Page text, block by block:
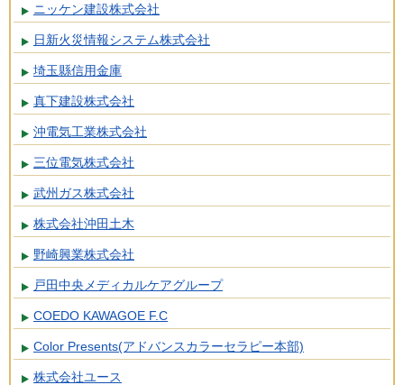
ニッケン建設株式会社
日新火災情報システム株式会社
埼玉縣信用金庫
真下建設株式会社
沖電気工業株式会社
三位電気株式会社
武州ガス株式会社
株式会社沖田土木
野崎興業株式会社
戸田中央メディカルケアグループ
COEDO KAWAGOE F.C
Color Presents(アドバンスカラーセラピー本部)
株式会社ユース